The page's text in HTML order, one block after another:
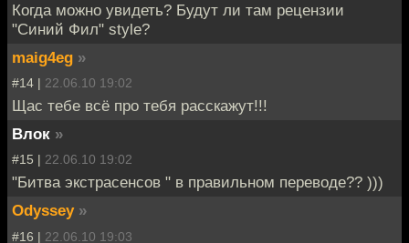
Когда можно увидеть? Будут ли там рецензии
"Синий Фил" style?
maig4eg »
#14 | 22.06.10 19:02
Щас тебе всё про тебя расскажут!!!
Влок »
#15 | 22.06.10 19:02
"Битва экстрасенсов " в правильном переводе?? )))
Odyssey »
#16 | 22.06.10 19:03